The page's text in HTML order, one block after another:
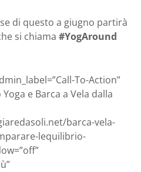
di questo a giugno partirà
si chiama #YogAround
To-Action”
e Barca a Vela dalla
barca-vela-
lequilibrio-